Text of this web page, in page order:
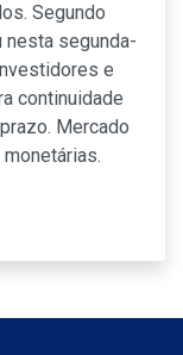
Segundo
nesta segunda-
e
continuidade
Mercado